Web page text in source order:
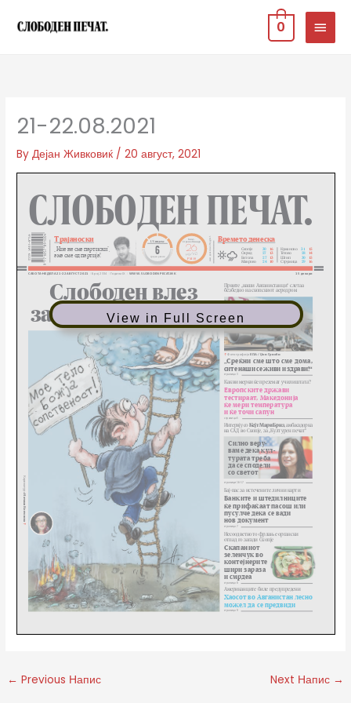
MAIN
0
21-22.08.2021
ByДејан Живковиќ /20 август, 2021
View in Full Screen
← Previous Напис Next Напис →